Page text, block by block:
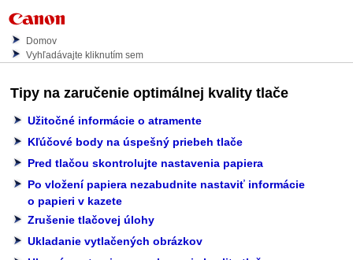
Domov
Vyhľadávajte kliknutím sem
Tipy na zaručenie optimálnej kvality tlače
Užitočné informácie o atramente
Kľúčové body na úspešný priebeh tlače
Pred tlačou skontrolujte nastavenia papiera
Po vložení papiera nezabudnite nastaviť informácie
o papieri v kazete
Zrušenie tlačovej úlohy
Ukladanie vytlačených obrázkov